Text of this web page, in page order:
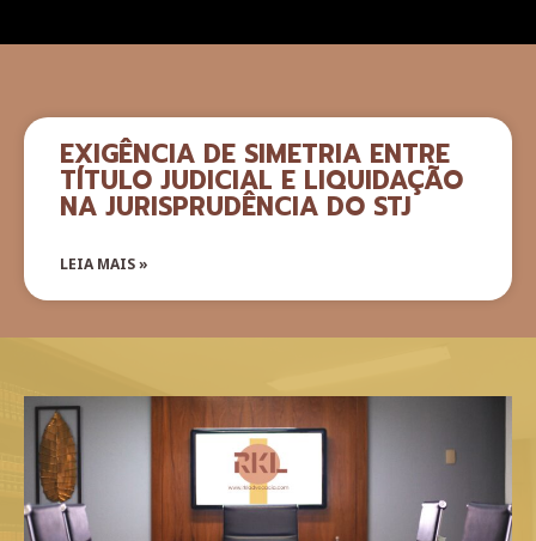
EXIGÊNCIA DE SIMETRIA ENTRE
TÍTULO JUDICIAL E LIQUIDAÇÃO
NA JURISPRUDÊNCIA DO STJ
LEIA MAIS »